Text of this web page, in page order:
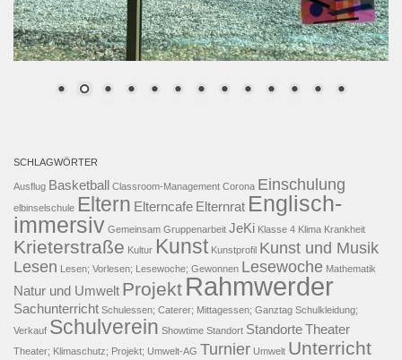
SCHLAGWÖRTER
Ausflug Basketball Classroom-Management Corona Einschulung
elbinselschule Eltern Elterncafe Elternrat Englisch-
immersiv Gemeinsam Gruppenarbeit JeKi Klasse 4 Klima Krankheit
Krieterstraße Kultur Kunst Kunstprofil Kunst und Musik
Lesen Lesen; Vorlesen; Lesewoche; Gewonnen Lesewoche Mathematik
Natur und Umwelt Projekt Rahmwerder
Sachunterricht Schulessen; Caterer; Mittagessen; Ganztag Schulkleidung;
Verkauf Schulverein Showtime Standort StandorteTheater
Theater; Klimaschutz; Projekt; Umwelt-AG Turnier Umwelt Unterricht